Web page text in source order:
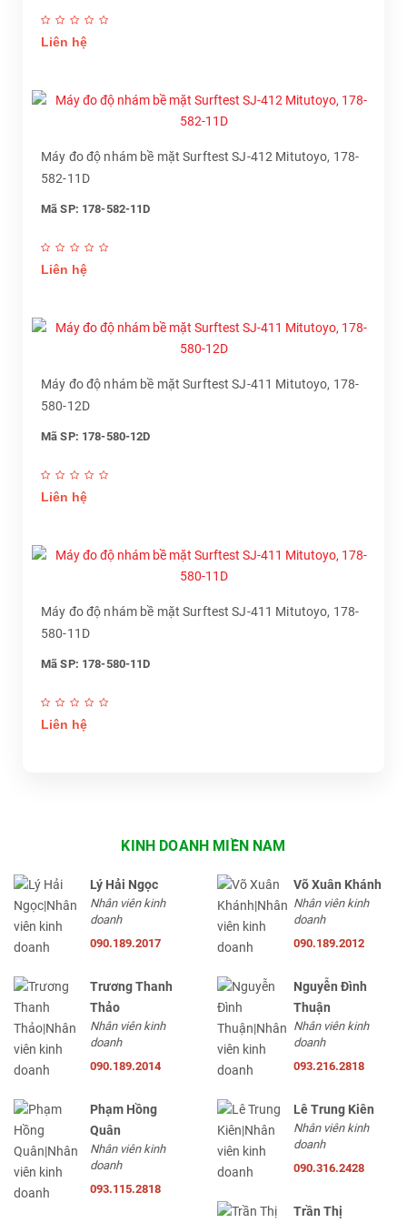
Liên hệ
Máy đo độ nhám bề mặt Surftest SJ-412 Mitutoyo, 178-
582-11D
Mã SP: 178-582-11D
Liên hệ
Máy đo độ nhám bề mặt Surftest SJ-411 Mitutoyo, 178-
580-12D
Mã SP: 178-580-12D
Liên hệ
Máy đo độ nhám bề mặt Surftest SJ-411 Mitutoyo, 178-
580-11D
Mã SP: 178-580-11D
Liên hệ
KINH DOANH MIỀN NAM
Lý Hải Ngọc
Nhân viên kinh
doanh
090.189.2017
Võ Xuân Khánh
Nhân viên kinh
doanh
090.189.2012
Trương Thanh
Thảo
Nhân viên kinh
doanh
090.189.2014
Nguyễn Đình
Thuận
Nhân viên kinh
doanh
093.216.2818
Phạm Hồng
Quân
Nhân viên kinh
doanh
093.115.2818
Lê Trung Kiên
Nhân viên kinh
doanh
090.316.2428
Trần Thị